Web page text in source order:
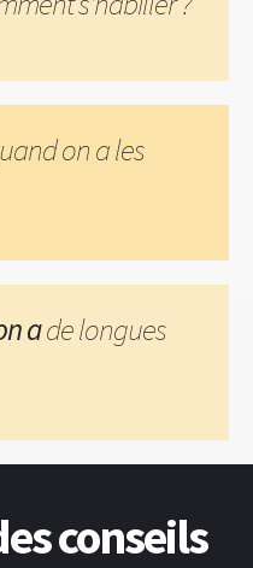
on a les
ade longues
conseils